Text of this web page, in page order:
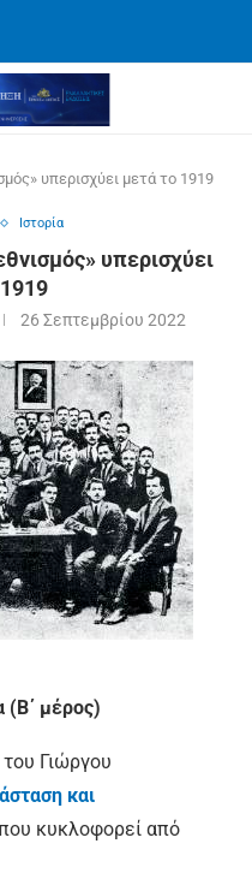
υπερισχύει μετά το 1919
Ιστορία
υπερισχύει
26 Σεπτεμβρίου 2022
(Β΄ μέρος)
Γιώργου
και
κυκλοφορεί από